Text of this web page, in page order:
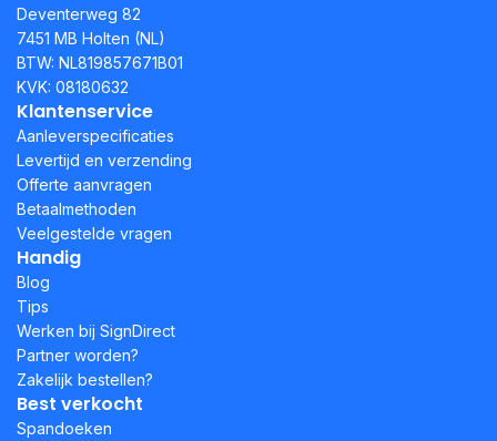
Deventerweg 82
7451 MB Holten (NL)
BTW: NL819857671B01
KVK: 08180632
Klantenservice
Aanleverspecificaties
Levertijd en verzending
Offerte aanvragen
Betaalmethoden
Veelgestelde vragen
Handig
Blog
Tips
Werken bij SignDirect
Partner worden?
Zakelijk bestellen?
Best verkocht
Spandoeken